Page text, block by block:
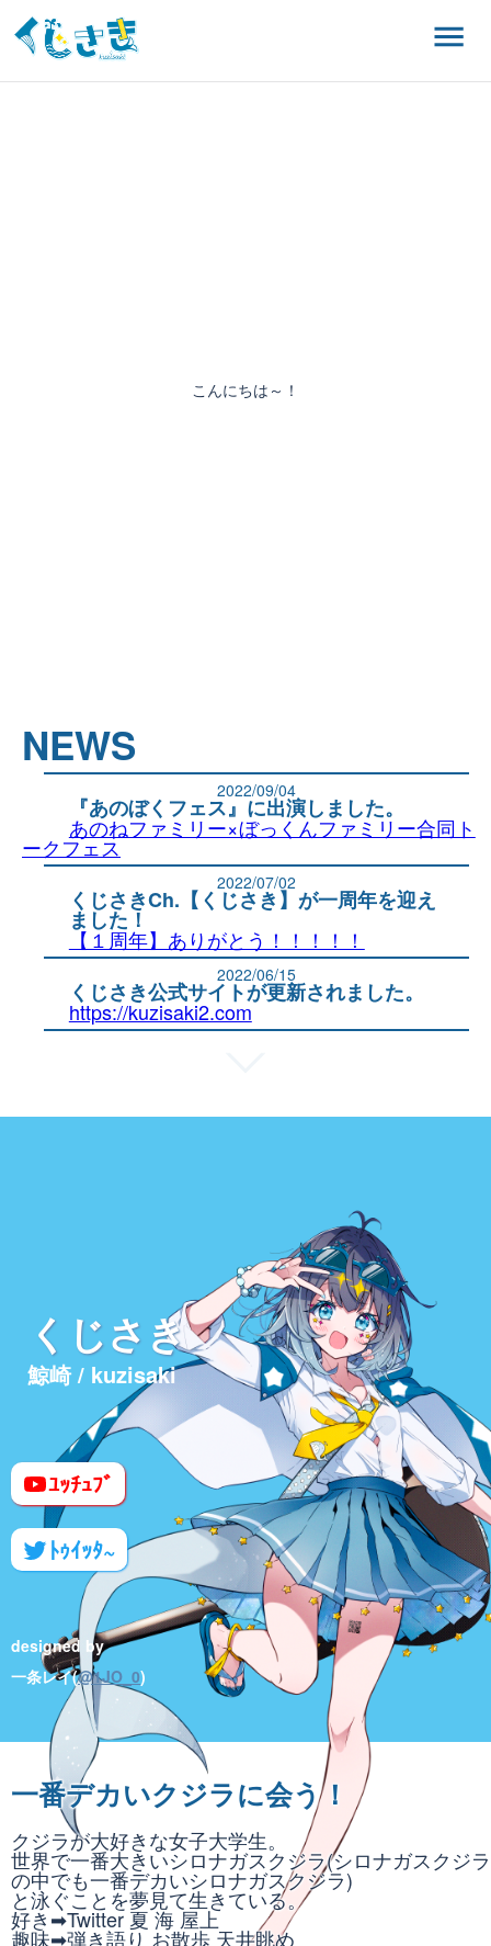
こんにちは～！
NEWS
2022/09/04
『あのぼくフェス』に出演しました。
あのねファミリー×ぼっくんファミリー合同ト
ークフェス
2022/07/02
くじさきCh.【くじさき】が一周年を迎え
ました！
【１周年】ありがとう！！！！！
2022/06/15
くじさき公式サイトが更新されました。
https://kuzisaki2.com
くじさき
鯨崎 / kuzisaki
ﾕｯﾁｭﾌﾞ
ﾄｩｲｯﾀ~
designed by
一条レイ(@1JO_0)
一番デカいクジラに会う！
クジラが大好きな女子大学生。
世界で一番大きいシロナガスクジラ(シロナガスクジラ
の中でも一番デカいシロナガスクジラ)
と泳ぐことを夢見て生きている。
好き➡Twitter 夏 海 屋上
趣味➡弾き語り お散歩 天井眺め